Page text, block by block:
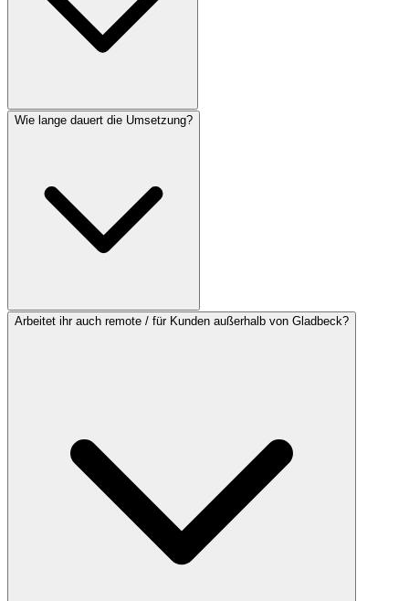
Wie lange dauert die Umsetzung?
Arbeitet ihr auch remote / für Kunden außerhalb von Gladbeck?